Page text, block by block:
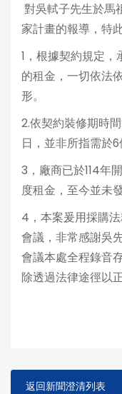
對吳軾子先生於馬
家計畫的報導，特
1，根據契約規定，
的租金，一切依法
形。
2.依契約裝修期時間
日，並非所指需於6
3，廠商已於114年
度租金，至今並未
4，本案爰用採購
會議，非常感謝吳
會議本處全程錄音
除透過法律途徑以正
返回新聞澄清列表